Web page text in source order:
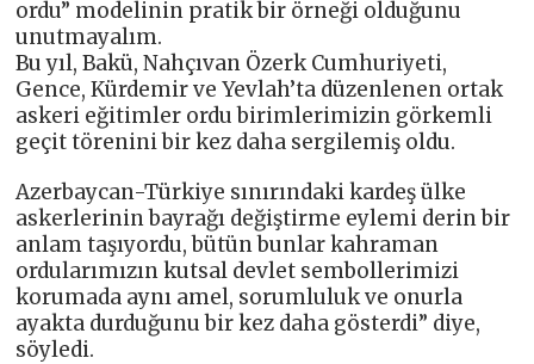
ordu” modelinin pratik bir örneği olduğunu
unutmayalım.
Bu yıl, Bakü, Nahçıvan Özerk Cumhuriyeti,
Gence, Kürdemir ve Yevlah’ta düzenlenen ortak
askeri eğitimler ordu birimlerimizin görkemli
geçit törenini bir kez daha sergilemiş oldu.
Azerbaycan-Türkiye sınırındaki kardeş ülke
askerlerinin bayrağı değiştirme eylemi derin bir
anlam taşıyordu, bütün bunlar kahraman
ordularımızın kutsal devlet sembollerimizi
korumada aynı amel, sorumluluk ve onurla
ayakta durduğunu bir kez daha gösterdi” diye,
söyledi.